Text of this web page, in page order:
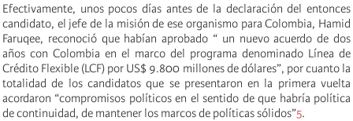
Efectivamente, unos pocos días antes de la declaración del entonces
candidato, el jefe de la misión de ese organismo para Colombia, Hamid
Faruqee, reconoció que habían aprobado “ un nuevo acuerdo de dos
años con Colombia en el marco del programa denominado Línea de
Crédito Flexible (LCF) por US$ 9.800 millones de dólares”, por cuanto la
totalidad de los candidatos que se presentaron en la primera vuelta
acordaron “compromisos políticos en el sentido de que habría política
de continuidad, de mantener los marcos de políticas sólidos”5.